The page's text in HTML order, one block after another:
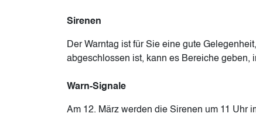
Sirenen
Der Warntag ist für Sie eine gute
abgeschlossen ist, kann es Bereiche geben,
Warn-Signale
Am 12. März werden die Sirenen um 11 Uhr